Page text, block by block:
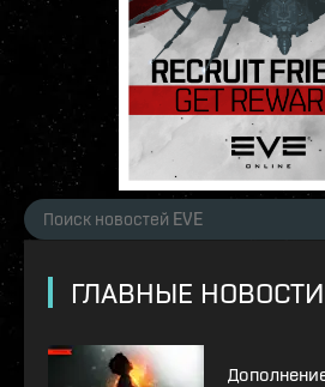
ГЛАВНЫЕ НОВОСТИ